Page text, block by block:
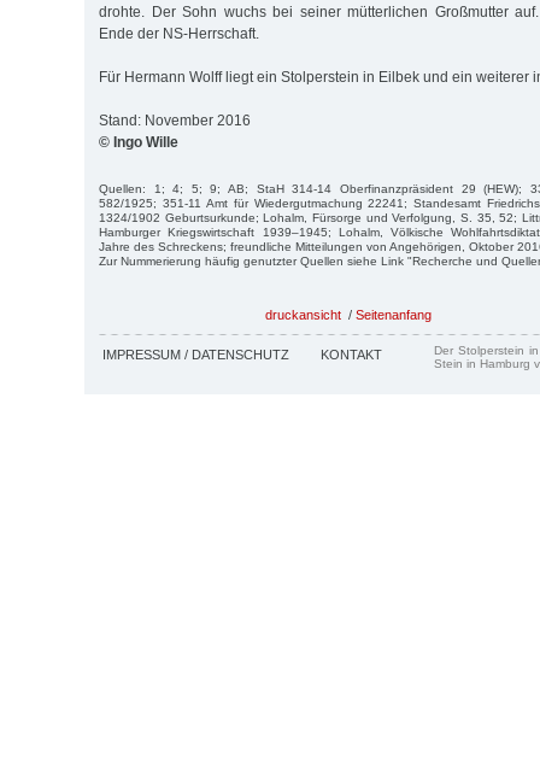
drohte. Der Sohn wuchs bei seiner mütterlichen Großmutter
Ende der NS-Herrschaft.
Für Hermann Wolff liegt ein Stolperstein in Eilbek und ein weiterer
Stand: November 2016
© Ingo Wille
Quellen: 1; 4; 5; 9; AB; StaH 314-14 Oberfinanzpräsident 29 (HEW);
582/1925; 351-11 Amt für Wiedergutmachung 22241; Standesamt
1324/1902 Geburtsurkunde; Lohalm, Fürsorge und Verfolgung, S. 35, 52;
Hamburger Kriegswirtschaft 1939–1945; Lohalm, Völkische
Jahre des Schreckens; freundliche Mitteilungen von Angehörigen, Oktober
Zur Nummerierung häufig genutzter Quellen siehe Link "Recherche und
druckansicht / Seitenanfang
IMPRESSUM / DATENSCHUTZ KONTAKT
Der Stolperstein
Stein in Hamburg